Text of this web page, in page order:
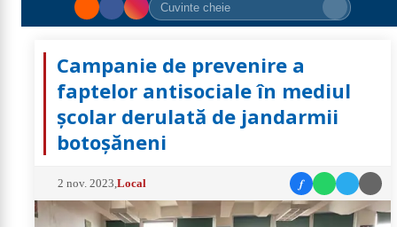
Campanie de prevenire a
faptelor antisociale în mediul
școlar derulată de jandarmii
botoșăneni
2 nov. 2023 ,Local f